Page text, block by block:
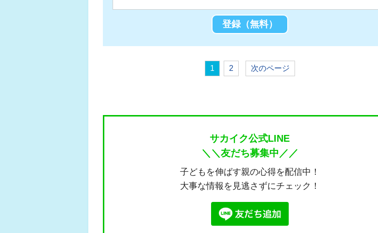
1 2 次のページ
サカイク公式LINE
＼＼友だち募集中／／
子どもを伸ばす親の心得を配信中！
大事な情報を見逃さずにチェック！